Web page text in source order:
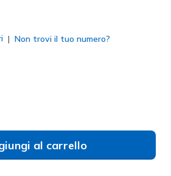
Non trovi il tuo numero?
al carrello